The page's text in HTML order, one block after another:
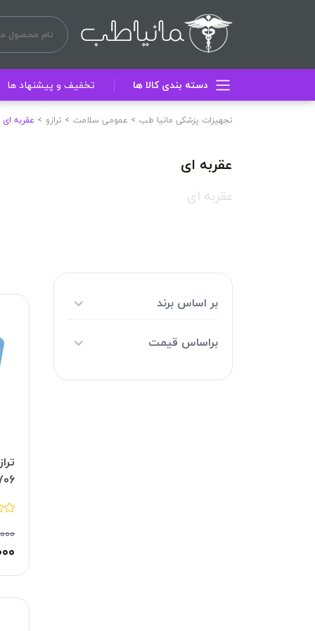
دسته بندی کالا ها تخفیف و پیشنهاد ها
تجهیزات پزشکی مانیا طب عمومی سلامت ترازو عقربه ای
عقربه ای
عقربه ای
بر اساس برند
براساس قیمت